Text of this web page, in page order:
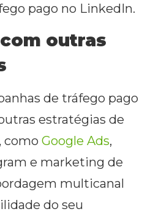
pago no LinkedIn.
outras
de tráfego pago
estratégias de
como Google Ads,
e marketing de
multicanal
do seu